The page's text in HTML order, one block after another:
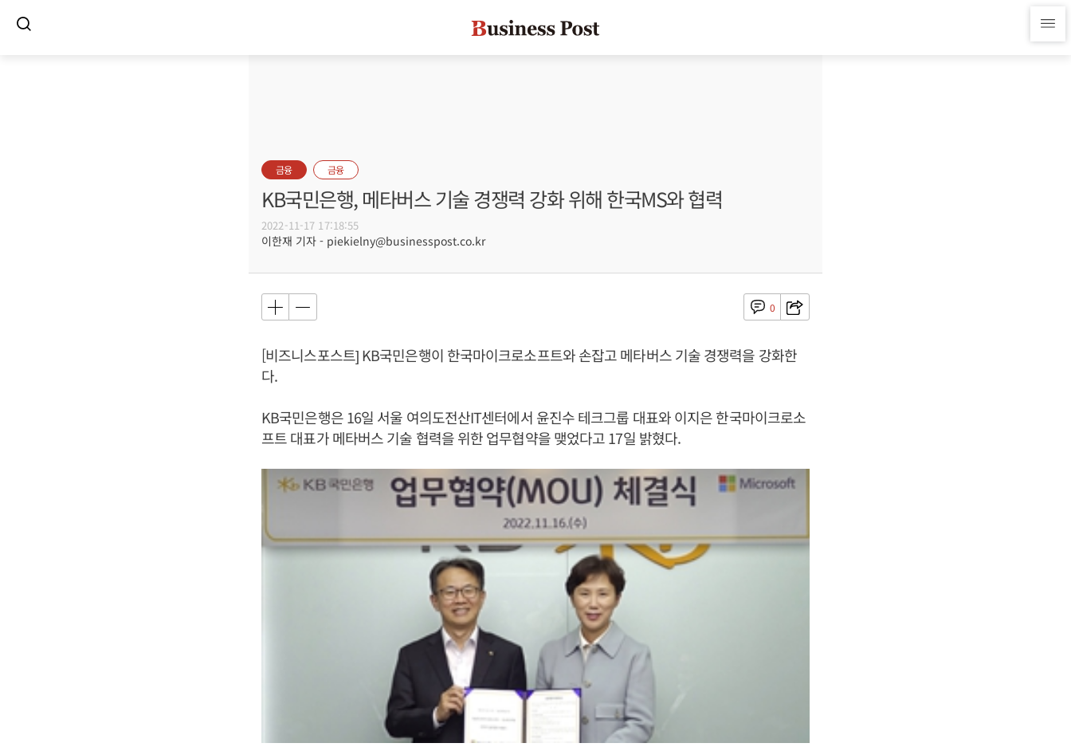
금융 금융
KB국민은행, 메타버스 기술 경쟁력 강화 위해 한국MS와 협력
2022-11-17 17:18:55
이한재 기자 - piekielny@businesspost.co.kr
0
[비즈니스포스트] KB국민은행이 한국마이크로소프트와 손잡고 메타버스 기술 경쟁력을 강화한
다.
KB국민은행은 16일 서울 여의도전산IT센터에서 윤진수 테크그룹 대표와 이지은 한국마이크로소
프트 대표가 메타버스 기술 협력을 위한 업무협약을 맺었다고 17일 밝혔다.